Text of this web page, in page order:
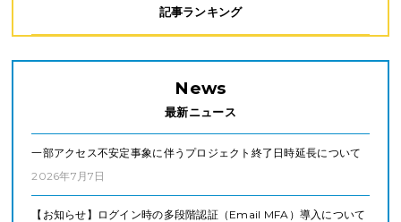
記事ランキング
News
最新ニュース
一部アクセス不安定事象に伴うプロジェクト終了日時延長について
2026年7月7日
【お知らせ】ログイン時の多段階認証（Email MFA）導入について